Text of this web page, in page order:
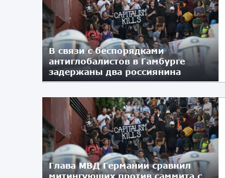
В связи с беспорядками
антиглобалистов в Гамбурге
задержаны два россиянина
12.07.2017
Глава МВД Германии сравнил
митингующих против саммита с